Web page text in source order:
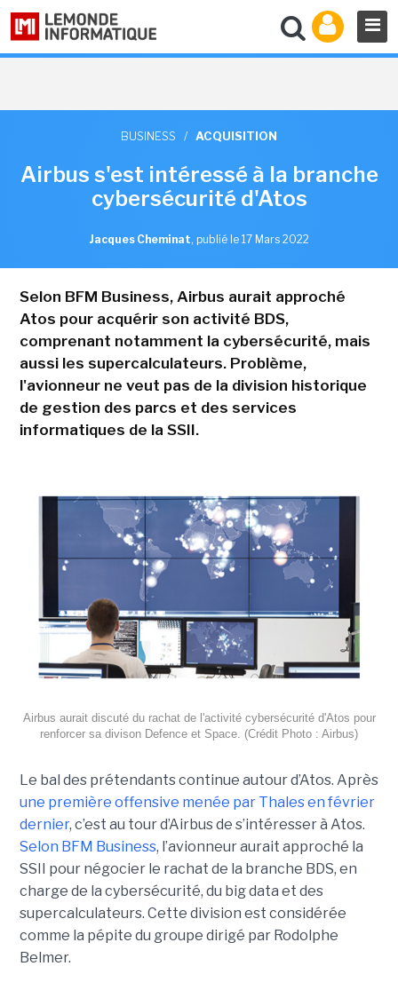
BUSINESS / ACQUISITION
Airbus s'est intéressé à la branche
cybersécurité d'Atos
Jacques Cheminat, publié le 17 Mars 2022
Selon BFM Business, Airbus aurait approché
Atos pour acquérir son activité BDS,
comprenant notamment la cybersécurité, mais
aussi les supercalculateurs. Problème,
l'avionneur ne veut pas de la division historique
de gestion des parcs et des services
informatiques de la SSII.
Airbus aurait discuté du rachat de l'activité cybersécurité d'Atos pour
renforcer sa divison Defence et Space. (Crédit Photo : Airbus)
Le bal des prétendants continue autour d’Atos. Après
une première offensive menée par Thales en février
dernier, c’est au tour d’Airbus de s’intéresser à Atos.
Selon BFM Business, l’avionneur aurait approché la
SSII pour négocier le rachat de la branche BDS, en
charge de la cybersécurité, du big data et des
supercalculateurs. Cette division est considérée
comme la pépite du groupe dirigé par Rodolphe
Belmer.